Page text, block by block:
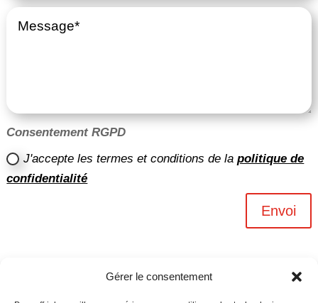
Gérer le consentement
Consentement RGPD
J'accepte les termes et conditions de lapolitique de
confidentialité
Envoi